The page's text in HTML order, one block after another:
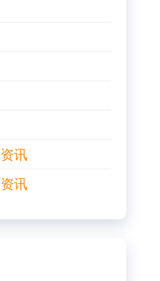
讯
讯